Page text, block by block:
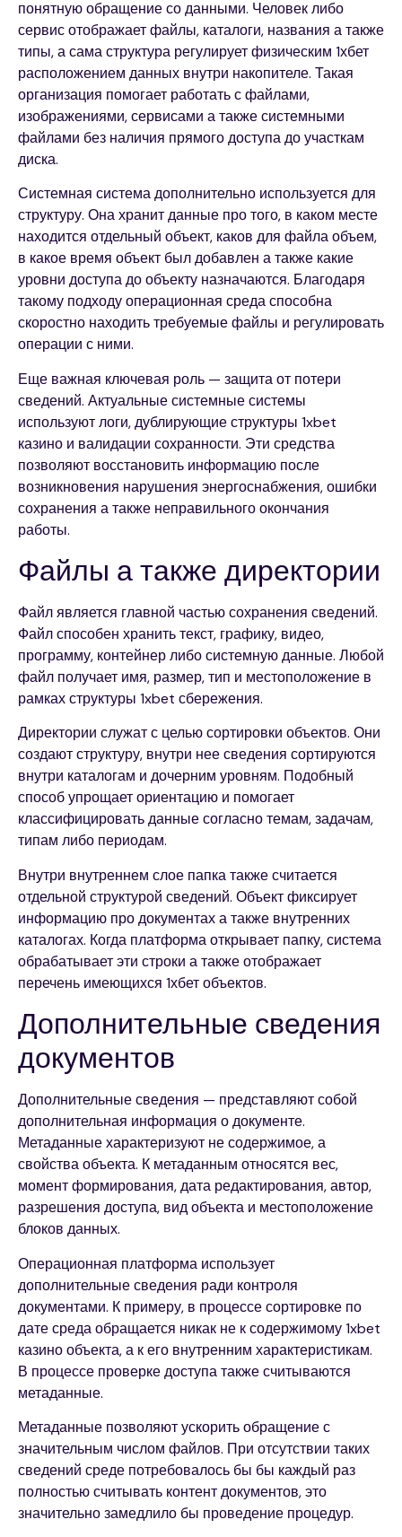
понятную обращение со данными. Человек либо
сервис отображает файлы, каталоги, названия а также
типы, а сама структура регулирует физическим 1хбет
расположением данных внутри накопителе. Такая
организация помогает работать с файлами,
изображениями, сервисами а также системными
файлами без наличия прямого доступа до участкам
диска.
Системная система дополнительно используется для
структуру. Она хранит данные про того, в каком месте
находится отдельный объект, каков для файла объем,
в какое время объект был добавлен а также какие
уровни доступа до объекту назначаются. Благодаря
такому подходу операционная среда способна
скоростно находить требуемые файлы и регулировать
операции с ними.
Еще важная ключевая роль — защита от потери
сведений. Актуальные системные системы
используют логи, дублирующие структуры 1xbet
казино и валидации сохранности. Эти средства
позволяют восстановить информацию после
возникновения нарушения энергоснабжения, ошибки
сохранения а также неправильного окончания
работы.
Файлы а также директории
Файл является главной частью сохранения сведений.
Файл способен хранить текст, графику, видео,
программу, контейнер либо системную данные. Любой
файл получает имя, размер, тип и местоположение в
рамках структуры 1xbet сбережения.
Директории служат с целью сортировки объектов. Они
создают структуру, внутри нее сведения сортируются
внутри каталогам и дочерним уровням. Подобный
способ упрощает ориентацию и помогает
классифицировать данные согласно темам, задачам,
типам либо периодам.
Внутри внутреннем слое папка также считается
отдельной структурой сведений. Объект фиксирует
информацию про документах а также внутренних
каталогах. Когда платформа открывает папку, система
обрабатывает эти строки а также отображает
перечень имеющихся 1хбет объектов.
Дополнительные сведения
документов
Дополнительные сведения — представляют собой
дополнительная информация о документе.
Метаданные характеризуют не содержимое, а
свойства объекта. К метаданным относятся вес,
момент формирования, дата редактирования, автор,
разрешения доступа, вид объекта и местоположение
блоков данных.
Операционная платформа использует
дополнительные сведения ради контроля
документами. К примеру, в процессе сортировке по
дате среда обращается никак не к содержимому 1xbet
казино объекта, а к его внутренним характеристикам.
В процессе проверке доступа также считываются
метаданные.
Метаданные позволяют ускорить обращение с
значительным числом файлов. При отсутствии таких
сведений среде потребовалось бы бы каждый раз
полностью считывать контент документов, это
значительно замедлило бы проведение процедур.